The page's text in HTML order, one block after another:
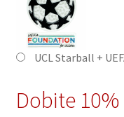
UCL Starball +
Dobite